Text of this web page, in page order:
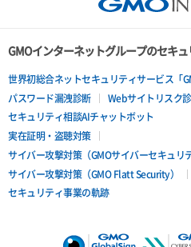
GMOインターネットグループのセキ
世界初総合ネットセキュリティサービス「
パスワード漏洩診断
Webサイトリスク
セキュリティ相談AIチャットボット
実在証明・盗聴対策
サイバー攻撃対策（GMOサイバーセキュリ
サイバー攻撃対策（GMO Flatt Security）
セキュリティ事業の軌跡